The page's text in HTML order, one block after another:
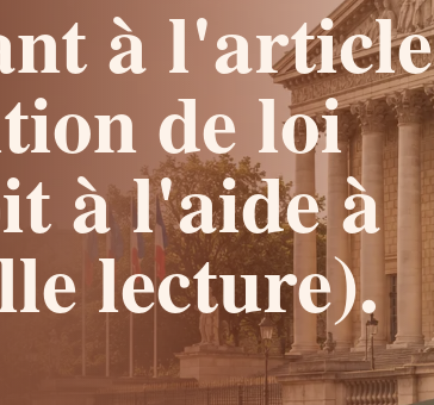
à l'article
de loi
à l'aide à
lecture).